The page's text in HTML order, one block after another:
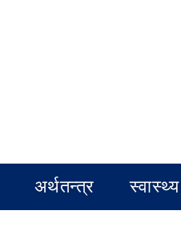
अर्थतन्त्र स्वास्थ्य